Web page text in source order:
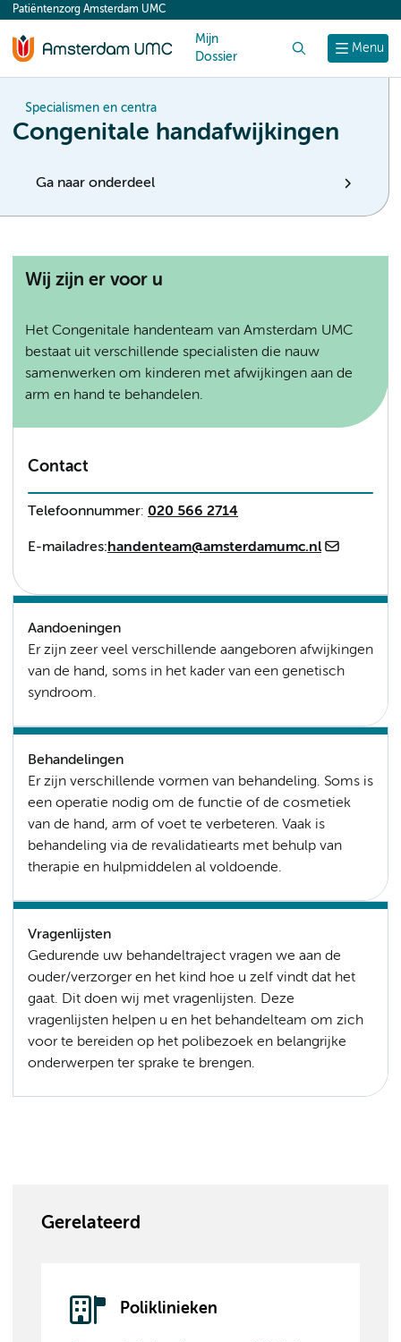
content
Menu
Patiëntenzorg Amsterdam UMC
Mijn
Dossier
Specialismen en centra
Congenitale handafwijkingen
Ga naar onderdeel
Wij zijn er voor u
Het Congenitale handenteam van Amsterdam UMC
bestaat uit verschillende specialisten die nauw
samenwerken om kinderen met afwijkingen aan de
arm en hand te behandelen.
Contact
Telefoonnummer: 020 566 2714
E-mailadres:handenteam@amsterdamumc.nl
Aandoeningen
Er zijn zeer veel verschillende aangeboren afwijkingen
van de hand, soms in het kader van een genetisch
syndroom.
Behandelingen
Er zijn verschillende vormen van behandeling. Soms is
een operatie nodig om de functie of de cosmetiek
van de hand, arm of voet te verbeteren. Vaak is
behandeling via de revalidatiearts met behulp van
therapie en hulpmiddelen al voldoende.
Vragenlijsten
Gedurende uw behandeltraject vragen we aan de
ouder/verzorger en het kind hoe u zelf vindt dat het
gaat. Dit doen wij met vragenlijsten. Deze
vragenlijsten helpen u en het behandelteam om zich
voor te bereiden op het polibezoek en belangrijke
onderwerpen ter sprake te brengen.
Gerelateerd
Poliklinieken